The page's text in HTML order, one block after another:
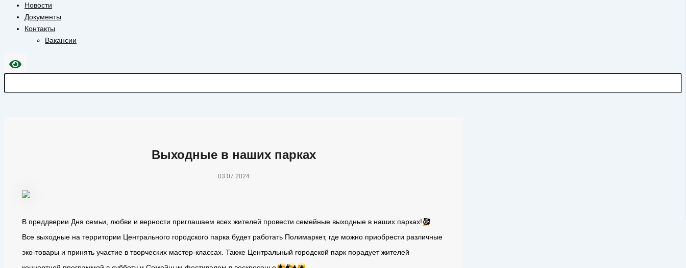
Новости
Документы
Контакты
Вакансии
Выходные в наших парках
03.07.2024
В преддверии Дня семьи, любви и верности приглашаем всех жителей провести семейные выходные в наших парках!🥰
Все выходные на территории Центрального городского парка будет работать Полимаркет, где можно приобрести различные
эко-товары и принять участие в творческих мастер-классах. Также Центральный городской парк порадует жителей